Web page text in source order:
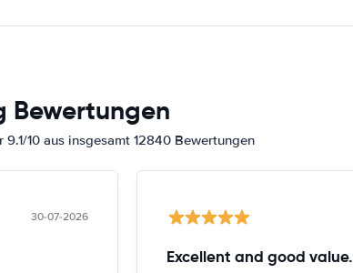
Bewertungen
10 aus insgesamt 12840 Bewertungen
30-07-2026
Excellent and good value.